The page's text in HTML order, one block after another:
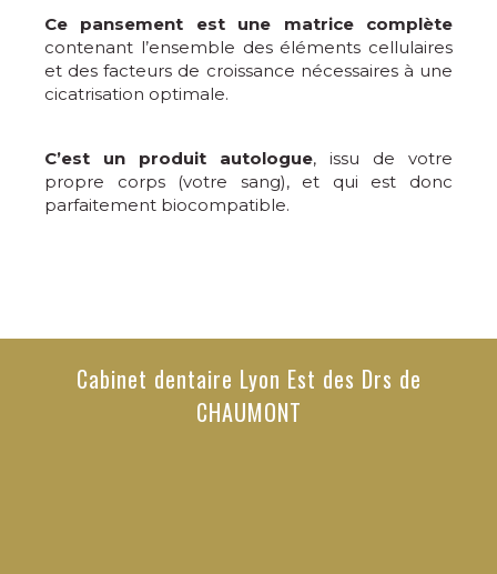
Ce pansement est une matrice complète
contenant l’ensemble des éléments cellulaires
et des facteurs de croissance nécessaires à une
cicatrisation optimale.
C’est un produit autologue, issu de votre
propre corps (votre sang), et qui est donc
parfaitement biocompatible.
Cabinet dentaire Lyon Est des Drs de
CHAUMONT